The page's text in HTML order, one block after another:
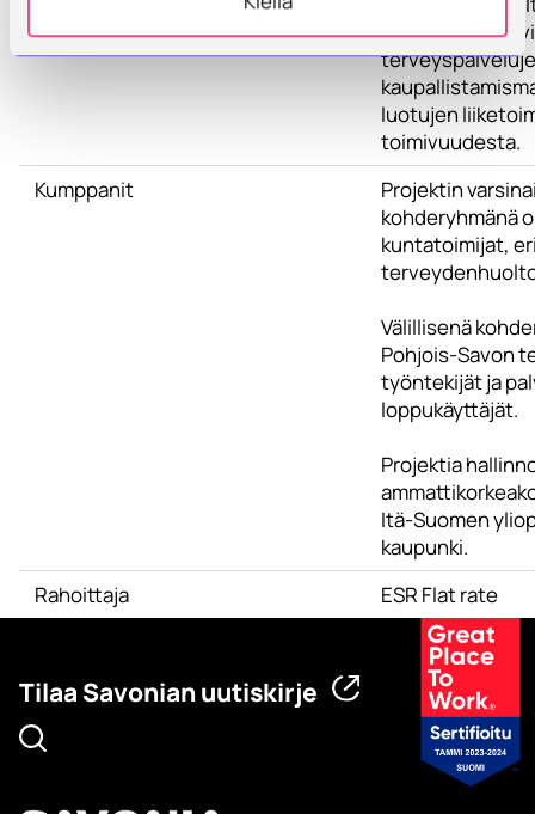
toteuttaa
luotujen
toimivuudesta.
Kumppanit
Projektin
kohderyhmänä
kuntatoimijat,
Välillisenä
Pohjois-Savon
työntekijät ja
loppukäyttäjät.
Projektia
Itä-Suomen
kaupunki.
Rahoittaja
ESR Flat rate
Tilaa Savonian uutiskirje